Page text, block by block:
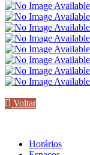
Voltar
Horários